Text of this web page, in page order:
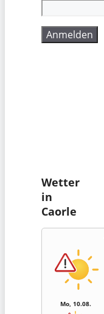
Wetter
in
Caorle
Mo, 10.08.